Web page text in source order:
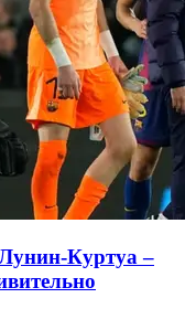
Куртуа –